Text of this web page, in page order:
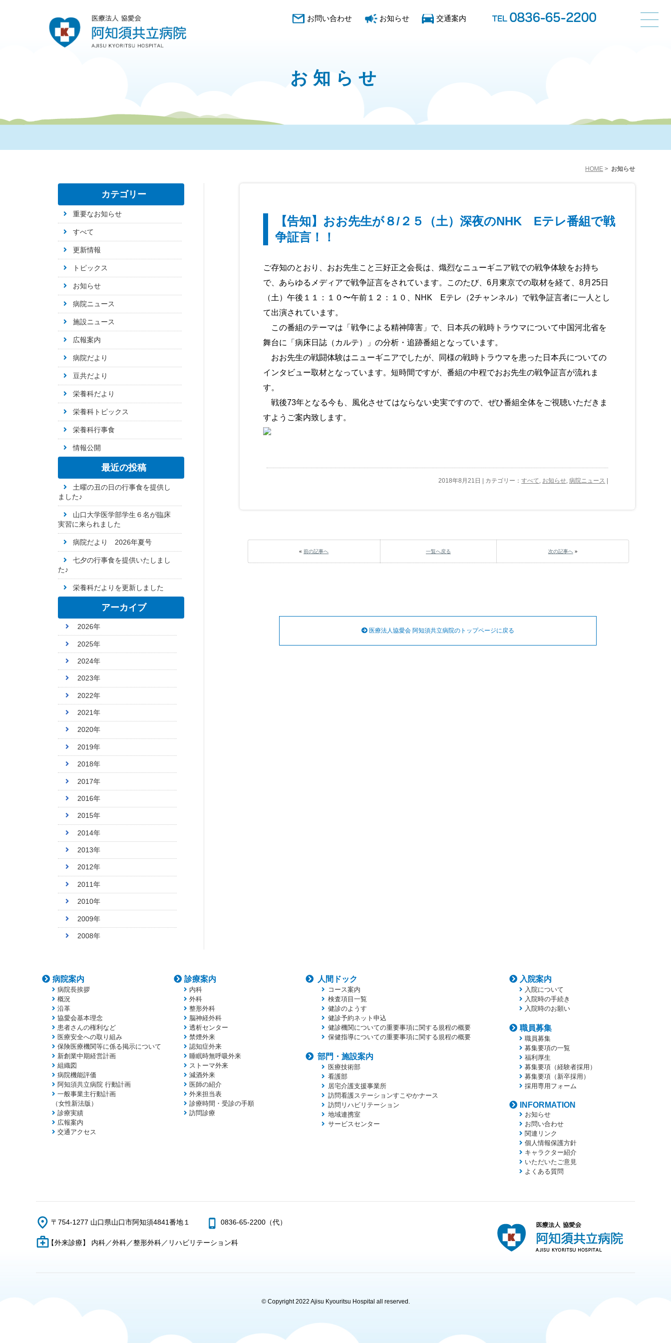
交通案内
お知らせ
お問い合わせ
お知らせ
HOME > お知らせ
【告知】おお先生が８/２５（土）深夜のNHK Eテレ番組で戦
争証言！！
ご存知のとおり、おお先生こと三好正之会長は、熾烈なニューギニア戦での戦争体験をお持ち
で、あらゆるメディアで戦争証言をされています。このたび、6月東京での取材を経て、8月25日
（土）午後１１：１０〜午前１２：１０、NHK Eテレ（2チャンネル）で戦争証言者に一人とし
て出演されています。
この番組のテーマは「戦争による精神障害」で、日本兵の戦時トラウマについて中国河北省を
舞台に「病床日誌（カルテ）」の分析・追跡番組となっています。
おお先生の戦闘体験はニューギニアでしたが、同様の戦時トラウマを患った日本兵についての
インタビュー取材となっています。短時間ですが、番組の中程でおお先生の戦争証言が流れま
す。
戦後73年となる今も、風化させてはならない史実ですので、ぜひ番組全体をご視聴いただきま
すようご案内致します。
2018年8月21日 | カテゴリー：すべて お知らせ ,病院ニュース |
«前の記事へ 一覧へ戻る 次の記事へ»
医療法人協愛会 阿知須共立病院のトップページに戻る
カテゴリー
重要なお知らせ
すべて
更新情報
トピックス
お知らせ
病院ニュース
施設ニュース
広報案内
病院だより
豆共だより
栄養科だより
栄養科トピックス
栄養科行事食
情報公開
最近の投稿
土曜の丑の日の行事食を提供し
ました♪
山口大学医学部学生６名が臨床
実習に来られました
病院だより 2026年夏号
七夕の行事食を提供いたしまし
た♪
栄養科だよりを更新しました
アーカイブ
2026年
2025年
2024年
2023年
2022年
2021年
2020年
2019年
2018年
2017年
2016年
2015年
2014年
2013年
2012年
2011年
2010年
2009年
2008年
病院案内
病院長挨拶
概況
沿革
協愛会基本理念
患者さんの権利など
医療安全への取り組み
保険医療機関等に係る掲示について
新創業中期経営計画
組織図
病院機能評価
阿知須共立病院 行動計画
一般事業主行動計画
（女性新法版）
診療実績
広報案内
交通アクセス
診療案内
内科
外科
整形外科
脳神経外科
透析センター
禁煙外来
認知症外来
睡眠時無呼吸外来
ストーマ外来
減酒外来
医師の紹介
外来担当表
診療時間・受診の手順
訪問診療
人間ドック
コース案内
検査項目一覧
健診のようす
健診予約ネット申込
健診機関についての重要事項に関する規程の概要
保健指導についての重要事項に関する規程の概要
部門・施設案内
医療技術部
看護部
居宅介護支援事業所
訪問看護ステーションすこやかナース
訪問リハビリテーション
地域連携室
サービスセンター
入院案内
入院について
入院時の手続き
入院時のお願い
職員募集
職員募集
募集要項の一覧
福利厚生
募集要項（経験者採用）
募集要項（新卒採用）
採用専用フォーム
INFORMATION
お知らせ
お問い合わせ
関連リンク
個人情報保護方針
キャラクター紹介
いただいたご意見
よくある質問
〒754-1277 山口県山口市阿知須4841番地１ 0836-65-2200（代）
【外来診療】 内科／外科／整形外科／リハビリテーション科
© Copyright 2022 Ajisu Kyouritsu Hospital all reserved.